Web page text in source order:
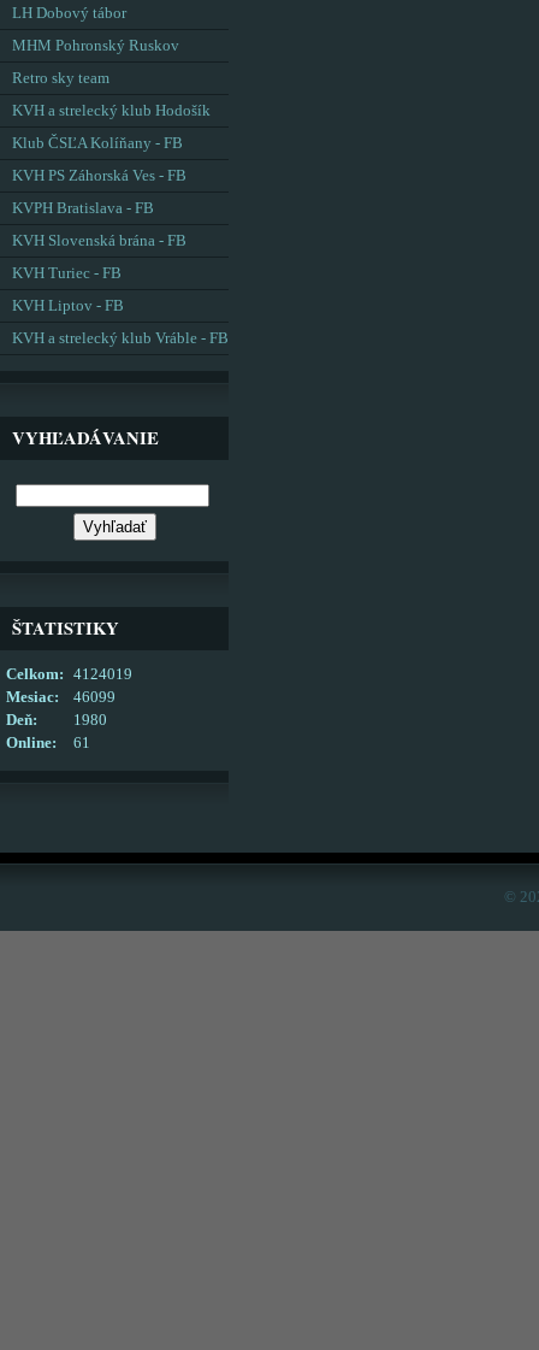
LH Dobový tábor
MHM Pohronský Ruskov
Retro sky team
KVH a strelecký klub Hodošík
Klub ČSĽA Kolíňany - FB
KVH PS Záhorská Ves - FB
KVPH Bratislava - FB
KVH Slovenská brána - FB
KVH Turiec - FB
KVH Liptov - FB
KVH a strelecký klub Vráble - FB
VYHĽADÁVANIE
ŠTATISTIKY
Online: 61
Celkom:
4124019
Mesiac:
46099
Deň:
1980
©